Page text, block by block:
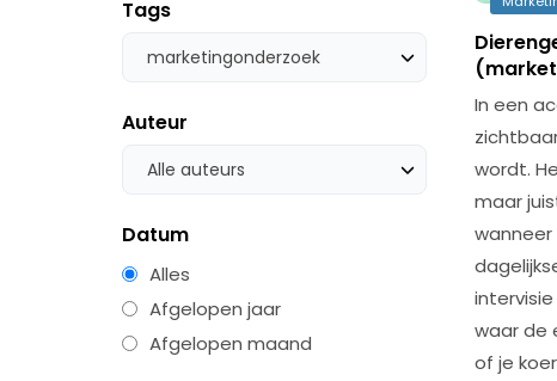
Tags
marketingonderzoek
Auteur
Alle auteurs
Datum
Alles
Afgelopen jaar
Afgelopen maand
In een
wordt.
maar
waar de
of je